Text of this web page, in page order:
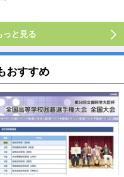
っと見る
おすすめ